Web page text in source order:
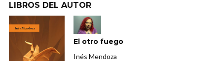
LIBROS DEL AUTOR
El otro fuego
Inés Mendoza